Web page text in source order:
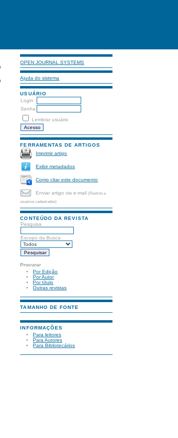
OPEN JOURNAL SYSTEMS
Ajuda do sistema
USUÁRIO
Login
Senha
Lembrar usuário
FERRAMENTAS DE ARTIGOS
Imprimir artigo
Exibir metadados
Como citar este documento
Enviar artigo via e-mail(Restrito a
usuários cadastrados)
CONTEÚDO DA REVISTA
Pesquisa
Escopo da Busca
Procurar
Por Edição
Por Autor
Por título
Outras revistas
TAMANHO DE FONTE
INFORMAÇÕES
Para leitores
Para Autores
Para Bibliotecários